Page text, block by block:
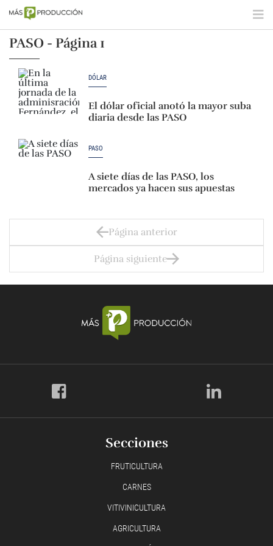
PASO - Página 1
DÓLAR
El dólar oficial anotó la mayor suba
diaria desde las PASO
PASO
A siete días de las PASO, los
mercados ya hacen sus apuestas
Página anterior
Página siguiente
Secciones
FRUTICULTURA
CARNES
VITIVINICULTURA
AGRICULTURA